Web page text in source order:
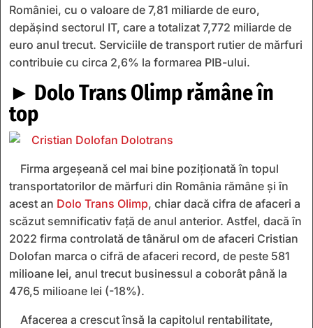
României, cu o valoare de 7,81 miliarde de euro,
depășind sectorul IT, care a totalizat 7,772 miliarde de
euro anul trecut. Serviciile de transport rutier de mărfuri
contribuie cu circa 2,6% la formarea PIB-ului.
► Dolo Trans Olimp rămâne în
top
Firma argeşeană cel mai bine poziţionată în topul
transportatorilor de mărfuri din România rămâne şi în
acest an Dolo Trans Olimp, chiar dacă cifra de afaceri a
scăzut semnificativ faţă de anul anterior. Astfel, dacă în
2022 firma controlată de tânărul om de afaceri Cristian
Dolofan marca o cifră de afaceri record, de peste 581
milioane lei, anul trecut businessul a coborât până la
476,5 milioane lei (-18%).
Afacerea a crescut însă la capitolul rentabilitate,